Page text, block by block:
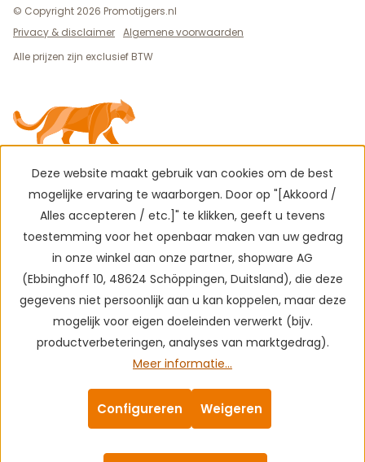
© Copyright 2026 Promotijgers.nl
Privacy & disclaimer Algemene voorwaarden
Alle prijzen zijn exclusief BTW
Deze website maakt gebruik van cookies om de best
mogelijke ervaring te waarborgen. Door op "[Akkoord /
Alles accepteren / etc.]" te klikken, geeft u tevens
toestemming voor het openbaar maken van uw gedrag
in onze winkel aan onze partner, shopware AG
(Ebbinghoff 10, 48624 Schöppingen, Duitsland), die deze
gegevens niet persoonlijk aan u kan koppelen, maar deze
mogelijk voor eigen doeleinden verwerkt (bijv.
productverbeteringen, analyses van marktgedrag).
Meer informatie...
Weigeren
Configureren